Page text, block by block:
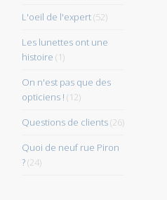
L'oeil de l'expert(52)
Les lunettes ont une
histoire (1)
On n'est pas que des
opticiens ! (12)
Questions de clients(26)
Quoi de neuf rue Piron
?(24)